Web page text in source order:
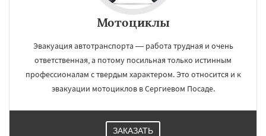
Мотоциклы
Эвакуация автотранспорта — работа трудная и очень
ответственная, а потому посильная только истинным
профессионалам с твердым характером. Это относится и к
эвакуации мотоциклов в Сергиевом Посаде.
ЗАКАЗАТЬ